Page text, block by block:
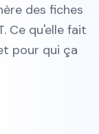
des fiches
Ce qu'elle fait
pour qui ça